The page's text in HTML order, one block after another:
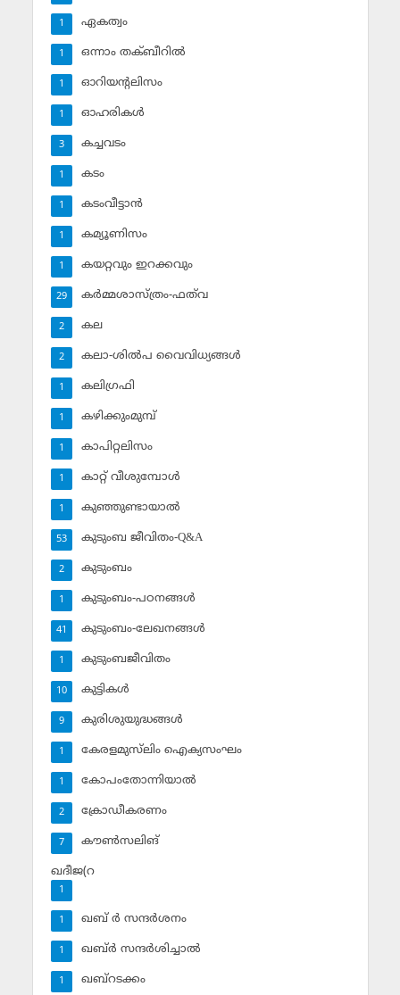
ഏകത്വം
1
ഒന്നാം തക്ബീറില്‍
1
ഓറിയന്റലിസം
1
ഓഹരികള്‍
1
കച്ചവടം
3
കടം
1
കടംവീട്ടാന്‍
1
കമ്യൂണിസം
1
കയറ്റവും ഇറക്കവും
1
കര്‍മ്മശാസ്ത്രം-ഫത്‌വ
29
കല
2
കലാ-ശില്‍പ വൈവിധ്യങ്ങള്‍
2
കലിഗ്രഫി
1
കഴിക്കുംമുമ്പ്
1
കാപിറ്റലിസം
1
കാറ്റ് വീശുമ്പോള്‍
1
കുഞ്ഞുണ്ടായാല്‍
1
കുടുംബ ജീവിതം-Q&A
53
കുടുംബം
2
കുടുംബം-പഠനങ്ങള്‍
1
കുടുംബം-ലേഖനങ്ങള്‍
41
കുടുംബജീവിതം
1
കുട്ടികള്‍
10
കുരിശുയുദ്ധങ്ങള്‍
9
കേരളമുസ്‌ലിം ഐക്യസംഘം
1
കോപംതോന്നിയാല്‍
1
ക്രോഡീകരണം
2
കൗണ്‍സലിങ്‌
7
ഖദീജ(റ
1
ഖബ് ര്‍ സന്ദര്‍ശനം
1
ഖബ്ര്‍ സന്ദര്‍ശിച്ചാല്‍
1
ഖബ്‌റടക്കം
1